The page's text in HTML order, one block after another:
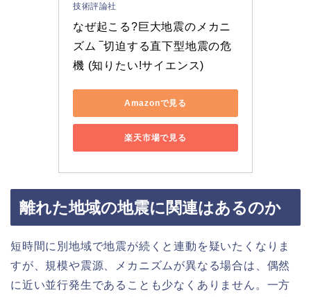
技術評論社
なぜ起こる?巨大地震のメカニ
ズム ‾切迫する直下型地震の危
機 (知りたい!サイエンス)
Amazonで見る
楽天市場で見る
離れた地域の地震に関連はあるのか
短時間に別地域で地震が続くと連動を疑いたくなりま
すが、規模や震源、メカニズムが異なる場合は、偶然
に近い並行発生であることも少なくありません。一方